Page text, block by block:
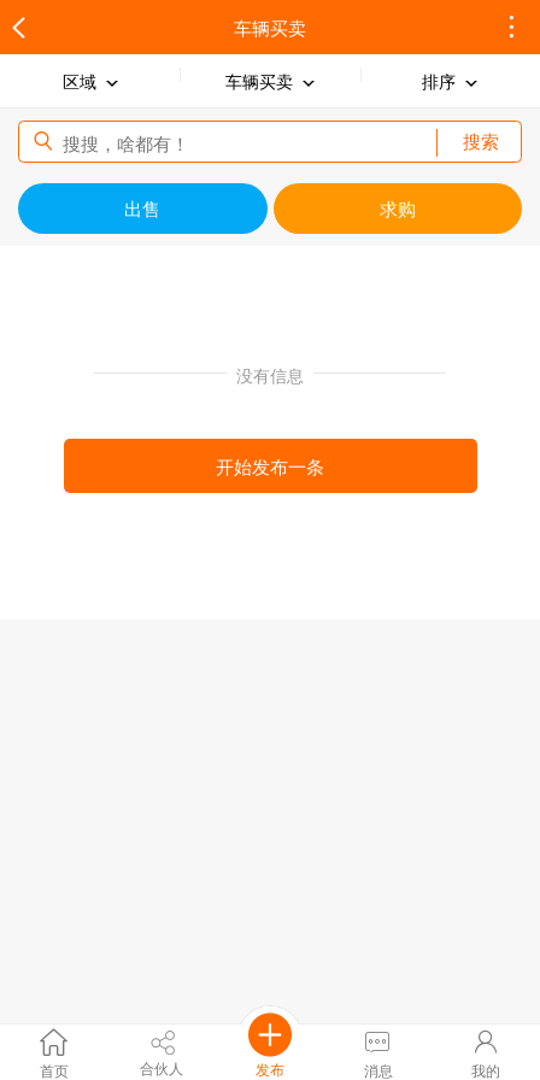
车辆买卖
区域 车辆买卖 排序
搜索
出售 求购
没有信息
开始发布一条
首页 合伙人 发布 消息 我的